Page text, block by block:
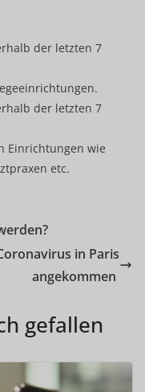
der letzten 7
der letzten 7
Einrichtungen wie
etc.
in Paris
angekommen
gefallen